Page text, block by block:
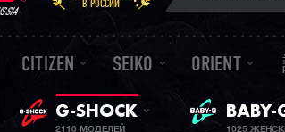
В РОССИИ
CITIZEN SEIKO ORIENT
G-SHOCK
2110 МОДЕЛЕЙ
BABY-
1025